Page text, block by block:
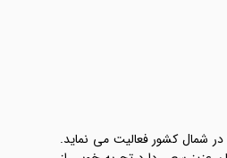
شمال کشور فعالیت می نماید.